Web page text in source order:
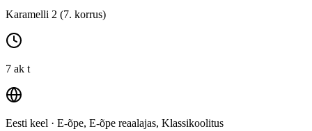
Karamelli 2 (7. korrus)
7 ak t
Eesti keel · E-õpe, E-õpe reaalajas, Klassikoolitus